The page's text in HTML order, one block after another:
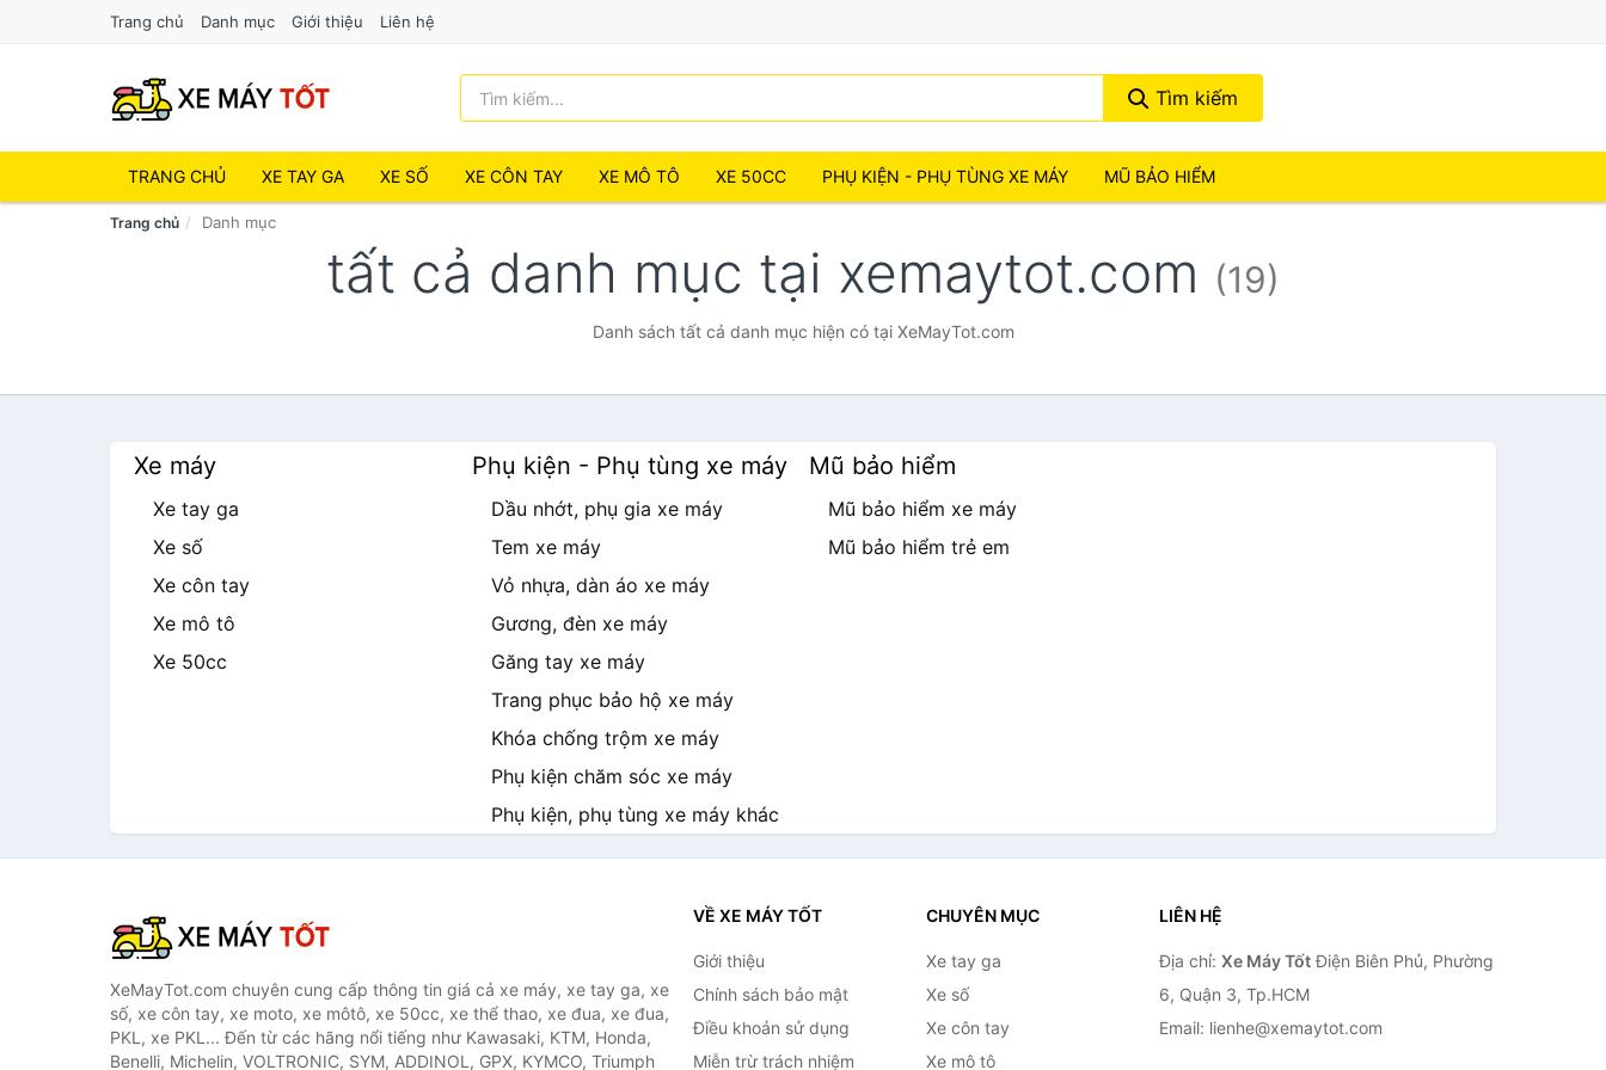
Trang chủ Danh mục Giới thiệu Liên hệ
Tìm kiếm
TRANG CHỦ XE TAY GA XE SỐ XE CÔN TAY XE MÔ TÔ XE 50CC PHỤ KIỆN - PHỤ TÙNG XE MÁY MŨ BẢO HIỂM
Trang chủ Danh mục
tất cả danh mục tại xemaytot.com (19)
Danh sách tất cả danh mục hiện có tại XeMayTot.com
Xe máy
Xe tay ga
Xe số
Xe côn tay
Xe mô tô
Xe 50cc
Phụ kiện - Phụ tùng xe máy
Dầu nhớt, phụ gia xe máy
Tem xe máy
Vỏ nhựa, dàn áo xe máy
Gương, đèn xe máy
Găng tay xe máy
Trang phục bảo hộ xe máy
Khóa chống trộm xe máy
Phụ kiện chăm sóc xe máy
Phụ kiện, phụ tùng xe máy khác
Mũ bảo hiểm
Mũ bảo hiểm xe máy
Mũ bảo hiểm trẻ em
XeMayTot.com chuyên cung cấp thông tin giá cả xe máy, xe tay ga, xe
số, xe côn tay, xe moto, xe môtô, xe 50cc, xe thể thao, xe đua, xe đua,
PKL, xe PKL... Đến từ các hãng nổi tiếng như Kawasaki, KTM, Honda,
Benelli, Michelin, VOLTRONIC, SYM, ADDINOL, GPX, KYMCO, Triumph
VỀ XE MÁY TỐT
Giới thiệu
Chính sách bảo mật
Điều khoản sử dụng
Miễn trừ trách nhiệm
CHUYÊN MỤC
Xe tay ga
Xe số
Xe côn tay
Xe mô tô
LIÊN HỆ
Địa chỉ: Xe Máy TốtĐiện Biên Phủ, Phường
6, Quận 3, Tp.HCM
Email: lienhe@xemaytot.com